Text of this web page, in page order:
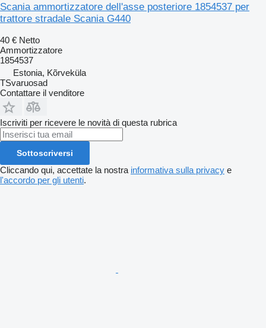
Scania ammortizzatore dell'asse posteriore 1854537 per
trattore stradale Scania G440
40 € Netto
Ammortizzatore
1854537
Estonia, Kõrveküla
TSvaruosad
Contattare il venditore
Iscriviti per ricevere le novità di questa rubrica
Sottoscriversi
Cliccando qui, accettate la nostra informativa sulla privacy e
l'accordo per gli utenti.